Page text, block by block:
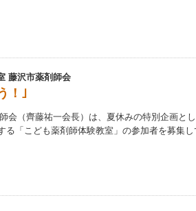
藤沢市薬剤師会
！｣
会（齊藤祐一会長）は、夏休みの特別企画とし
る「こども薬剤師体験教室」の参加者を募集